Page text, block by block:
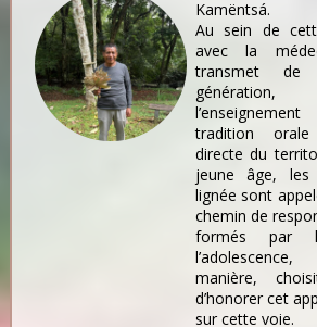
Kamëntsá.
Au sein de
avec la
transmet de
tradition orale
directe du
jeune âge,
lignée sont
chemin de
formés par
manière,
d’honorer cet
sur cette voie.